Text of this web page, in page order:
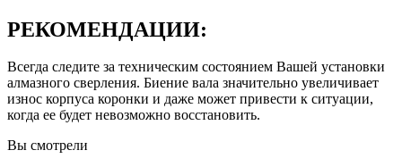
РЕКОМЕНДАЦИИ:
Всегда следите за техническим состоянием Вашей установки
алмазного сверления. Биение вала значительно увеличивает
износ корпуса коронки и даже может привести к ситуации,
когда ее будет невозможно восстановить.
Вы смотрели